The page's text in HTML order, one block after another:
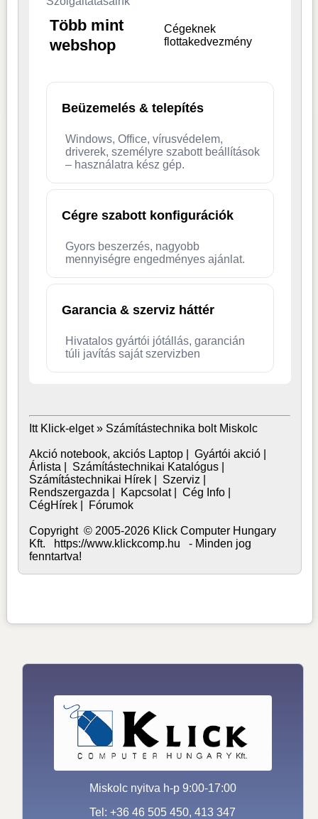
Több mint
webshop
Cégeknek
flottakedvezmény
Beüzemelés & telepítés
Windows, Office, vírusvédelem,
driverek, személyre szabott beállítások
– használatra kész gép.
Cégre szabott konfigurációk
Gyors beszerzés, nagyobb
mennyiségre engedményes ajánlat.
Garancia & szerviz háttér
Hivatalos gyártói jótállás, garancián
túli javítás saját szervizben
Itt Klick-elget » Számítástechnika bolt Miskolc
Akció notebook, akciós Laptop| Gyártói akció|
Árlista
Számítástechnikai Katalógus|
Számítástechnikai Hírek| Szerviz
Rendszergazda
Kapcsolat| Cég Info|
CégHírek| Fórumok
Copyright © 2005-2026 Klick Computer Hungary
Kft. https://www.klickcomp.hu - Minden jog
fenntartva!
Miskolc nyitva h-p 9:00-17:00
Tel: +36 46 505 450, 413 347